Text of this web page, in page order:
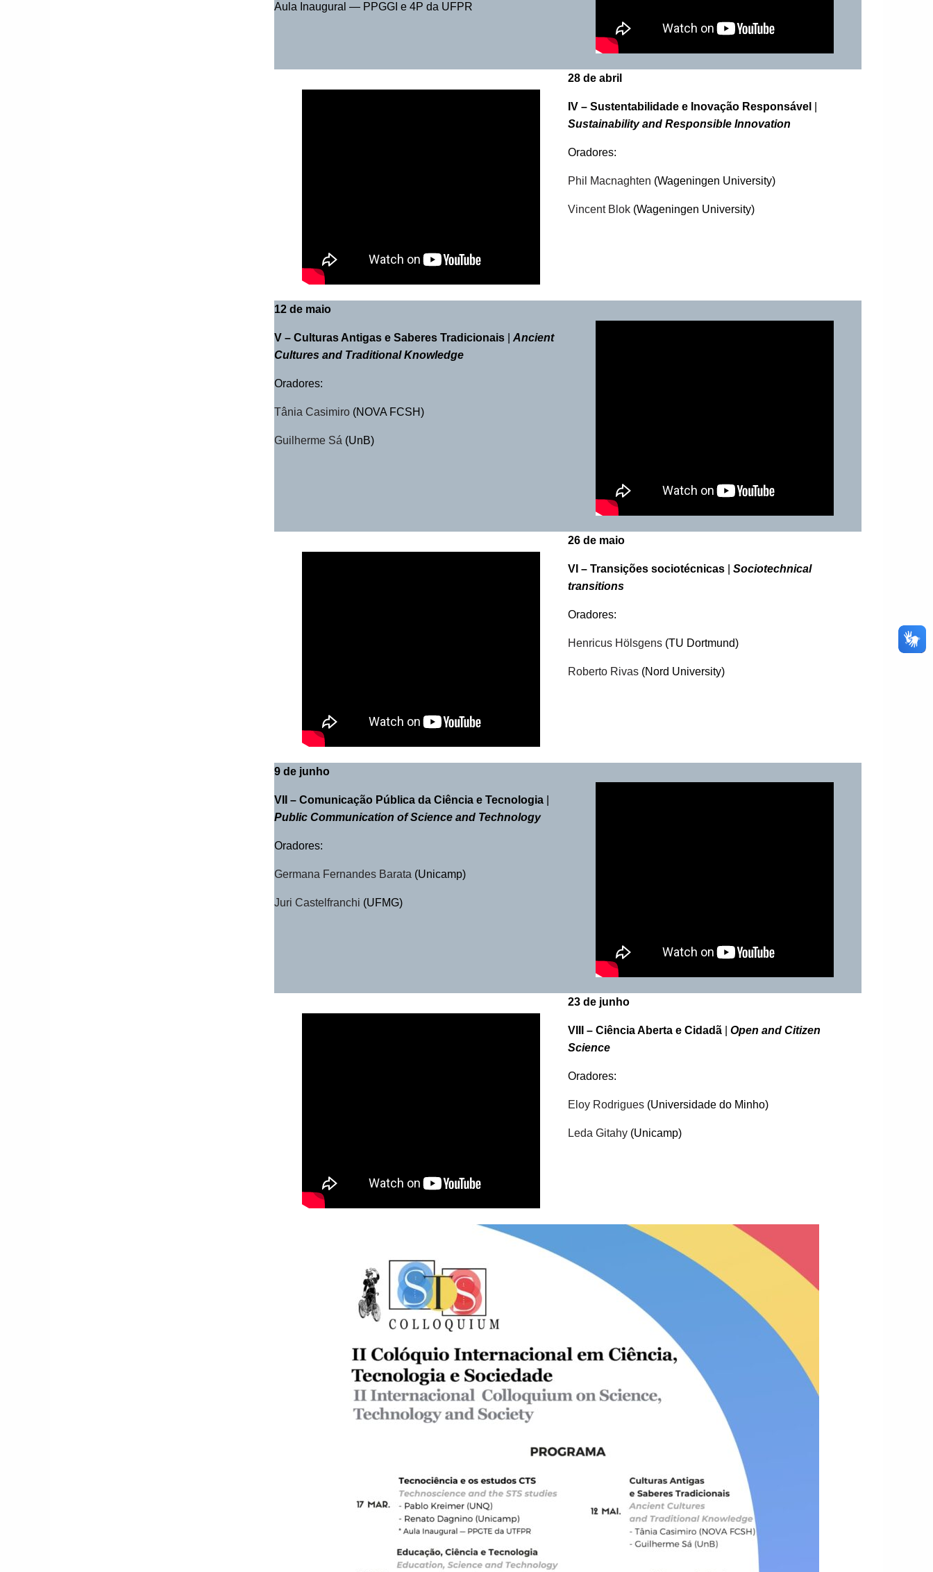
Aula Inaugural — PPGGI e 4P da UFPR
28 de abril
IV – Sustentabilidade e Inovação Responsável
Sustainability and Responsible Innovation
Oradores:
Phil Macnaghten (Wageningen University)
Vincent Blok (Wageningen University)
12 de maio
V – Culturas Antigas e Saberes Tradicionais
Ancient
Cultures and Traditional Knowledge
Oradores:
Tânia Casimiro (NOVA FCSH)
Guilherme Sá (UnB)
26 de maio
VI – Transições sociotécnicas
Sociotechnical
transitions
Oradores:
Henricus Hölsgens (TU Dortmund)
Roberto Rivas (Nord University)
9 de junho
VII – Comunicação Pública da Ciência e Tecnologia
Public Communication of Science and Technology
Oradores:
Germana Fernandes Barata (Unicamp)
Juri Castelfranchi (UFMG)
23 de junho
VIII – Ciência Aberta e Cidadã
Open and Citizen
Science
Oradores:
Eloy Rodrigues (Universidade do Minho)
Leda Gitahy (Unicamp)